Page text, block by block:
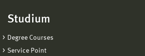
Studium
Degree Courses
Service Point